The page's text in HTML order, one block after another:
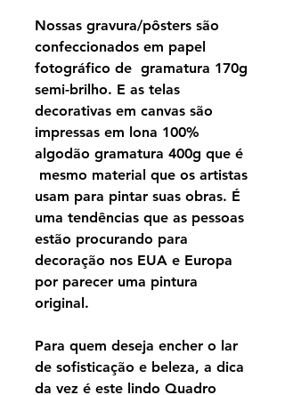
Nossas gravura/pôsters são
confeccionados em papel
fotográfico de gramatura 170g
semi-brilho. E as telas
decorativas em canvas são
impressas em lona 100%
algodão gramatura 400g que é
mesmo material que os artistas
usam para pintar suas obras. É
uma tendências que as pessoas
estão procurando para
decoração nos EUA e Europa
por parecer uma pintura
original.
Para quem deseja encher o lar
de sofisticação e beleza, a dica
da vez é este lindo Quadro